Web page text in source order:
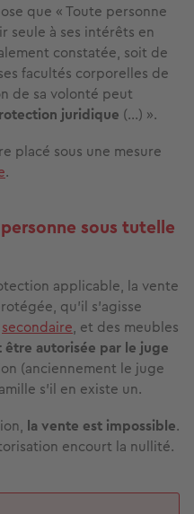
que « Toute personne
seule à ses intérêts en
constatée, soit de
facultés corporelles de
de sa volonté peut
juridique (...) ».
placé sous une mesure
.
sous tutelle
applicable, la vente
qu'il s'agisse
secondaire, et des meubles
être autorisée par le juge
(anciennement le juge
s’il en existe un.
la vente est impossible.
encourt la nullité.